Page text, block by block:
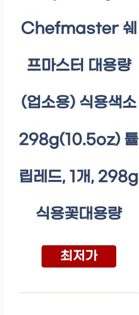
Chefmaster 쉐
프마스터 대용량
(업소용) 식용색소
298g(10.5oz) 튤
립레드, 1개, 298g
식용꽃대용량
최저가